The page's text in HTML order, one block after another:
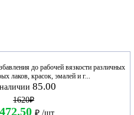
до рабочей вязкости различных
лаков, красок, эмалей и г...
85.00
1620₽
₽ /шт